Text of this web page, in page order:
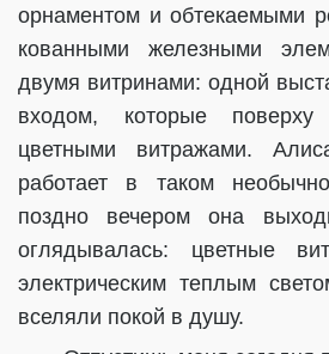
орнаментом и обтекаемыми
кованными железными
двумя витринами: одной
входом, которые
цветными витражами.
работает в таком
поздно вечером она
оглядывалась: цветные
электрическим теплым
вселяли покой в душу.